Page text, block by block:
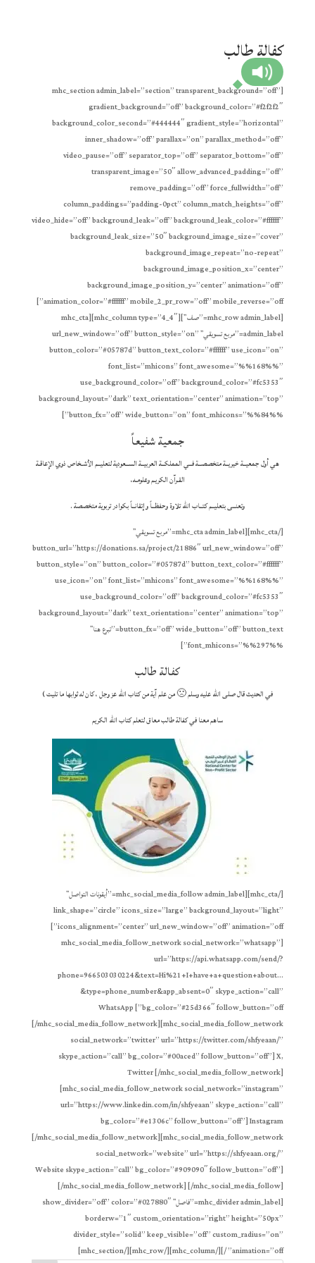
كفالة طالب
[mhc_section admin_label=”section” transparent_background=”off”
gradient_background=”off” background_color=”#f2f2f2″
background_color_second=”#444444″ gradient_style=”horizontal”
inner_shadow=”off” parallax=”on” parallax_method=”off”
video_pause=”off” separator_top=”off” separator_bottom=”off”
transparent_image=”50″ allow_advanced_padding=”off”
remove_padding=”off” force_fullwidth=”off”
column_paddings=”padding-0pct” column_match_heights=”off”
video_hide=”off” background_leak=”off” background_leak_color=”#ffffff”
background_leak_size=”50″ background_image_size=”cover”
background_image_repeat=”no-repeat”
background_image_position_x=”center”
background_image_position_y=”center” animation=”off”
animation_color=”#ffffff” mobile_2_pr_row=”off” mobile_reverse=”off”]
[mhc_row admin_label=”صف”][mhc_column type=”4_4″][mhc_cta
admin_label=”مربع تسويقي” url_new_window=”off” button_style=”on”
button_color=”#05787d” button_text_color=”#ffffff” use_icon=”on”
font_list=”mhicons” font_awesome=”%%168%%”
use_background_color=”off” background_color=”#fc5353″
background_layout=”dark” text_orientation=”center” animation=”top”
button_fx=”off” wide_button=”on” font_mhicons=”%%84%%”]
جمعية شفيعاً
هي أول جمعيــة خيريــة متخصصــة فــي المملكــة العربيــة الســعودية لتعليــم الأشـخاص ذوي الإعاقـة
القـرآن الكريـم وعلومـه،
وتعنــى بتعليــم كتــاب الله تلاوة وحفظــاً وإتقانــاً بكوادر تربوية متخصصة .
[/mhc_cta][mhc_cta admin_label=”مربع تسويقي”
button_url=”https://donations.sa/project/21886″ url_new_window=”off”
button_style=”on” button_color=”#05787d” button_text_color=”#ffffff”
use_icon=”on” font_list=”mhicons” font_awesome=”%%168%%”
use_background_color=”off” background_color=”#fc5353″
background_layout=”dark” text_orientation=”center” animation=”top”
button_fx=”off” wide_button=”off” button_text=”تبرع هنا”
font_mhicons=”%%297%%”]
كفالة طالب
في الحديث قال صلى الله عليه وسلم 🙁 من علم آية من كتاب الله عز وجل ، كان له ثوابها ما تليت )
ساهم معنا في كفالة طالب معاق لتعلم كتاب الله الكريم
[/mhc_cta][mhc_social_media_follow admin_label=”أيقونات التواصل”
link_shape=”circle” icons_size=”large” background_layout=”light”
icons_alignment=”center” url_new_window=”off” animation=”off”]
[mhc_social_media_follow_network social_network=”whatsapp”
url=”https://api.whatsapp.com/send/?
phone=966503030224&text=Hi%21+I+have+a+question+about…
&type=phone_number&app_absent=0″ skype_action=”call”
bg_color=”#25d366″ follow_button=”off”] WhatsApp
[/mhc_social_media_follow_network][mhc_social_media_follow_network
social_network=”twitter” url=”https://twitter.com/shfyeaan/”
skype_action=”call” bg_color=”#00aced” follow_button=”off”] X,
Twitter [/mhc_social_media_follow_network]
[mhc_social_media_follow_network social_network=”instagram”
url=”https://www.linkedin.com/in/shfyeaan” skype_action=”call”
bg_color=”#e1306c” follow_button=”off”] Instagram
[/mhc_social_media_follow_network][mhc_social_media_follow_network
social_network=”website” url=”https://shfyeaan.org/”
skype_action=”call” bg_color=”#909090″ follow_button=”off”] ‫Website
[/mhc_social_media_follow_network] [/mhc_social_media_follow]
[mhc_divider admin_label=”فاصل” show_divider=”off” color=”#027880″
borderw=”1″ custom_orientation=”right” height=”50px”
divider_style=”solid” keep_visible=”off” custom_radius=”on”
animation=”off” /][/mhc_column][/mhc_row][/mhc_section]